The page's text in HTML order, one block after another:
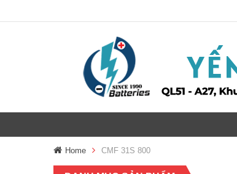
Home CMF 31S 800